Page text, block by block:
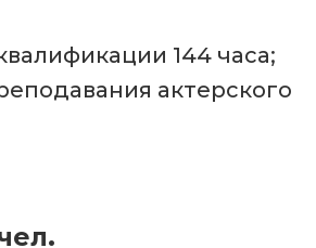
144 часа;
актерского